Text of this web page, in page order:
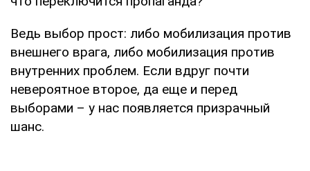
Ведь выбор прост: либо мобилизация против
внешнего врага, либо мобилизация против
внутренних проблем. Если вдруг почти
невероятное второе, да еще и перед
выборами – у нас появляется призрачный
шанс.